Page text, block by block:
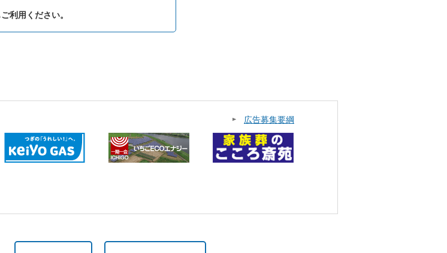
ご利用ください。
広告募集要綱